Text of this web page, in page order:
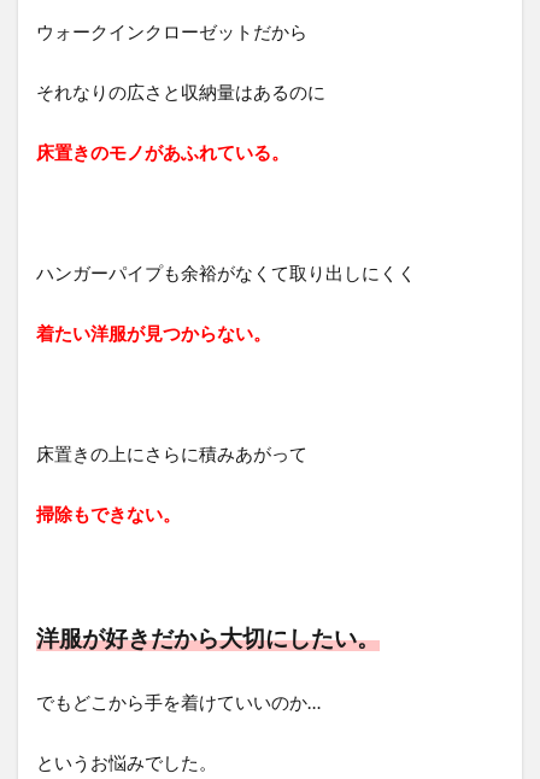
ウォークインクローゼットだから
それなりの広さと収納量はあるのに
床置きのモノがあふれている。
ハンガーパイプも余裕がなくて取り出しにくく
着たい洋服が見つからない。
床置きの上にさらに積みあがって
掃除もできない。
洋服が好きだから大切にしたい。
でもどこから手を着けていいのか…
というお悩みでした。